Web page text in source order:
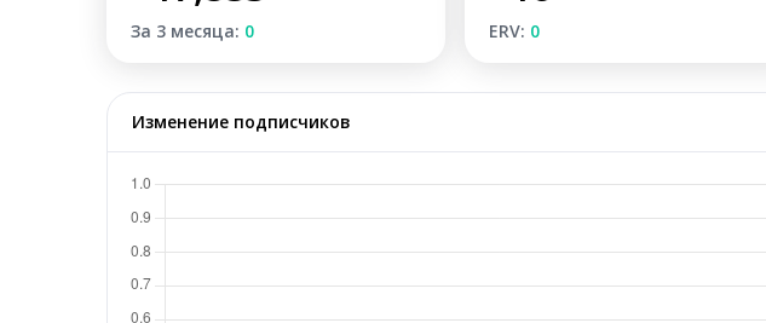
За 3 месяца: 0 ERV: 0
Изменение подписчиков